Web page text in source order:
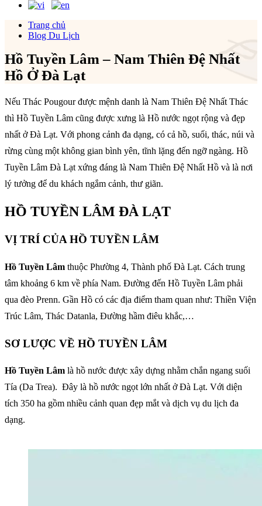
Trang chủ
Blog Du Lịch
Hồ Tuyền Lâm – Nam Thiên Đệ Nhất
Hồ Ở Đà Lạt
Nếu Thác Pougour được mệnh danh là Nam Thiên Đệ Nhất Thác
thì Hồ Tuyền Lâm cũng được xưng là Hồ nước ngọt rộng và đẹp
nhất ở Đà Lạt. Với phong cảnh đa dạng, có cả hồ, suối, thác, núi và
rừng cùng một không gian bình yên, tĩnh lặng đến ngỡ ngàng. Hồ
Tuyền Lâm Đà Lạt xứng đáng là Nam Thiên Đệ Nhất Hồ và là nơi
lý tưởng để du khách ngắm cảnh, thư giãn.
HỒ TUYỀN LÂM ĐÀ LẠT
VỊ TRÍ CỦA HỒ TUYỀN LÂM
Hồ Tuyền Lâm thuộc Phường 4, Thành phố Đà Lạt. Cách trung
tâm khoảng 6 km về phía Nam. Đường đến Hồ Tuyền Lâm phải
qua đèo Prenn. Gần Hồ có các địa điểm tham quan như: Thiền Viện
Trúc Lâm, Thác Datanla, Đường hầm điêu khắc,…
SƠ LƯỢC VỀ HỒ TUYỀN LÂM
Hồ Tuyền Lâm là hồ nước được xây dựng nhằm chắn ngang suối
Tía (Da Trea). Đây là hồ nước ngọt lớn nhất ở Đà Lạt. Với diện
tích 350 ha gồm nhiều cảnh quan đẹp mắt và dịch vụ du lịch đa
dạng.